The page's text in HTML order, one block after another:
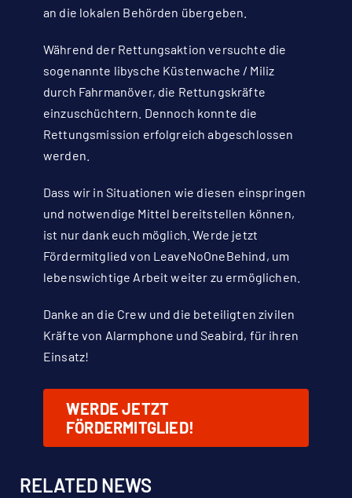
an die lokalen Behörden übergeben.
Während der Rettungsaktion versuchte die
sogenannte libysche Küstenwache / Miliz
durch Fahrmanöver, die Rettungskräfte
einzuschüchtern. Dennoch konnte die
Rettungsmission erfolgreich abgeschlossen
werden.
Dass wir in Situationen wie diesen einspringen
und notwendige Mittel bereitstellen können,
ist nur dank euch möglich. Werde jetzt
Fördermitglied von LeaveNoOneBehind, um
lebenswichtige Arbeit weiter zu ermöglichen.
Danke an die Crew und die beteiligten zivilen
Kräfte von Alarmphone und Seabird, für ihren
Einsatz!
WERDE JETZT
FÖRDERMITGLIED!
RELATED NEWS